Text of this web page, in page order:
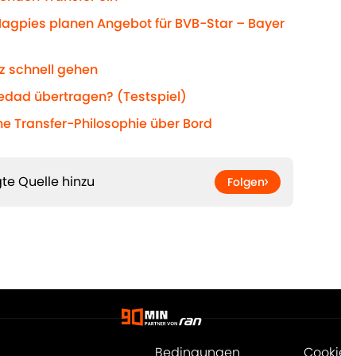
planen Angebot für BVB-Star – Bayer
schnell gehen
übertragen? (Testspiel)
Transfer-Philosophie über Bord
Quelle hinzu Folgen